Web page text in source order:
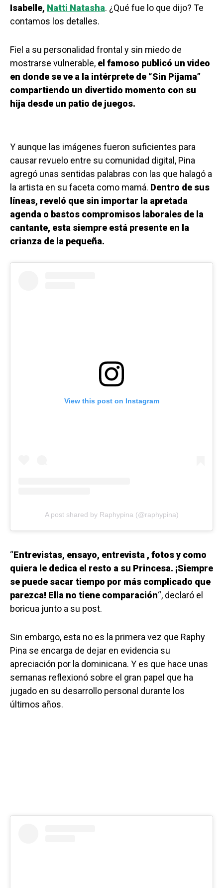
Isabelle, Natti Natasha. ¿Qué fue lo que dijo? Te
contamos los detalles.
Fiel a su personalidad frontal y sin miedo de
mostrarse vulnerable, el famoso publicó un video
en donde se ve a la intérprete de “Sin Pijama”
compartiendo un divertido momento con su
hija desde un patio de juegos.
Y aunque las imágenes fueron suficientes para
causar revuelo entre su comunidad digital, Pina
agregó unas sentidas palabras con las que halagó a
la artista en su faceta como mamá. Dentro de sus
líneas, reveló que sin importar la apretada
agenda o bastos compromisos laborales de la
cantante, esta siempre está presente en la
crianza de la pequeña.
View this post on Instagram
A post shared by Raphypina (@raphypina)
“Entrevistas, ensayo, entrevista , fotos y como
quiera le dedica el resto a su Princesa. ¡Siempre
se puede sacar tiempo por más complicado que
parezca! Ella no tiene comparación“, declaró el
boricua junto a su post.
Sin embargo, esta no es la primera vez que Raphy
Pina se encarga de dejar en evidencia su
apreciación por la dominicana. Y es que hace unas
semanas reflexionó sobre el gran papel que ha
jugado en su desarrollo personal durante los
últimos años.